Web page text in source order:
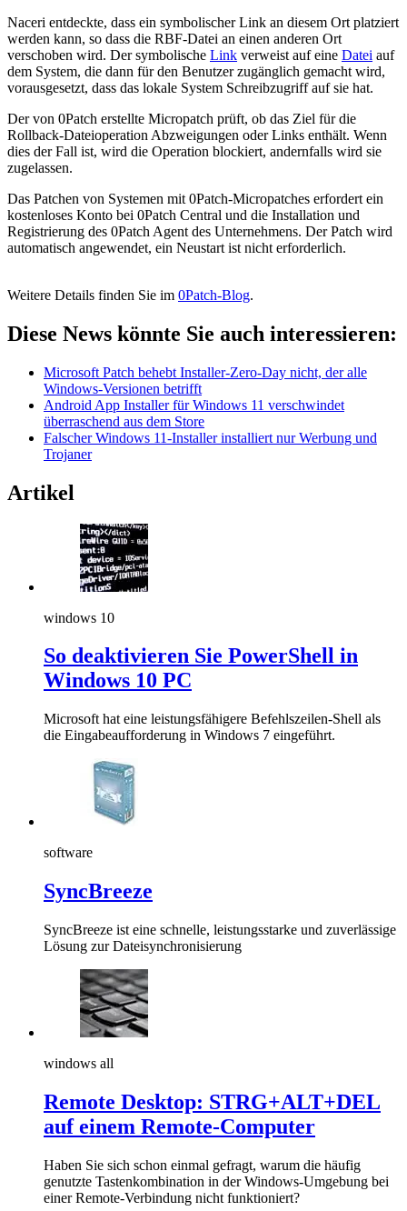
Naceri entdeckte, dass ein symbolischer Link an diesem Ort platziert
werden kann, so dass die RBF-Datei an einen anderen Ort
verschoben wird. Der symbolische Link verweist auf eine Datei auf
dem System, die dann für den Benutzer zugänglich gemacht wird,
vorausgesetzt, dass das lokale System Schreibzugriff auf sie hat.
Der von 0Patch erstellte Micropatch prüft, ob das Ziel für die
Rollback-Dateioperation Abzweigungen oder Links enthält. Wenn
dies der Fall ist, wird die Operation blockiert, andernfalls wird sie
zugelassen.
Das Patchen von Systemen mit 0Patch-Micropatches erfordert ein
kostenloses Konto bei 0Patch Central und die Installation und
Registrierung des 0Patch Agent des Unternehmens. Der Patch wird
automatisch angewendet, ein Neustart ist nicht erforderlich.
Weitere Details finden Sie im 0Patch-Blog.
Diese News könnte Sie auch interessieren:
Microsoft Patch behebt Installer-Zero-Day nicht, der alle
Windows-Versionen betrifft
Android App Installer für Windows 11 verschwindet
überraschend aus dem Store
Falscher Windows 11-Installer installiert nur Werbung und
Trojaner
Artikel
windows 10
So deaktivieren Sie PowerShell in
Windows 10 PC
Microsoft hat eine leistungsfähigere Befehlszeilen-Shell als
die Eingabeaufforderung in Windows 7 eingeführt.
software
SyncBreeze
SyncBreeze ist eine schnelle, leistungsstarke und zuverlässige
Lösung zur Dateisynchronisierung
windows all
Remote Desktop: STRG+ALT+DEL
auf einem Remote-Computer
Haben Sie sich schon einmal gefragt, warum die häufig
genutzte Tastenkombination in der Windows-Umgebung bei
einer Remote-Verbindung nicht funktioniert?